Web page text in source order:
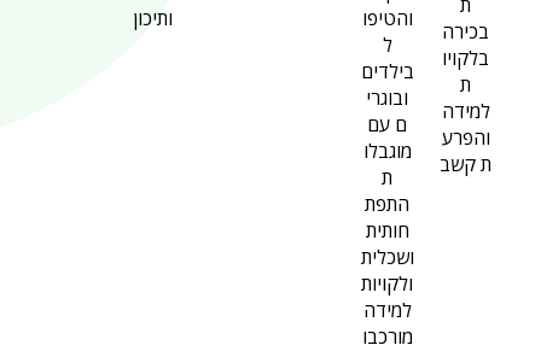
בכירה
בלקויו
למידה
והפרע
ת קשב
והטיפו
בילדים
ובוגרי
ם עם
מוגבלו
התפת
חותית
ושכלית
ולקויות
למידה
מורכבו
ותיכון